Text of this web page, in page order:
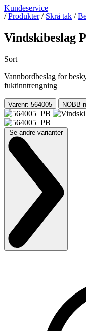
Kundeservice
/ Produkter / Skrå tak /
Vindskibeslag
Sort
Vannbordbeslag for
fuktinntrengning
Varenr: 564005 NOBB
Se andre varianter